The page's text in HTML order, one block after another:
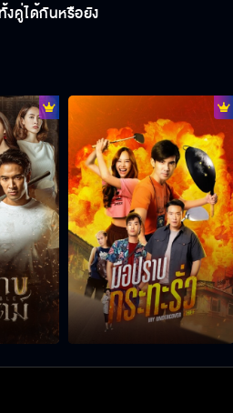
งคู่ได้กันหรือยัง